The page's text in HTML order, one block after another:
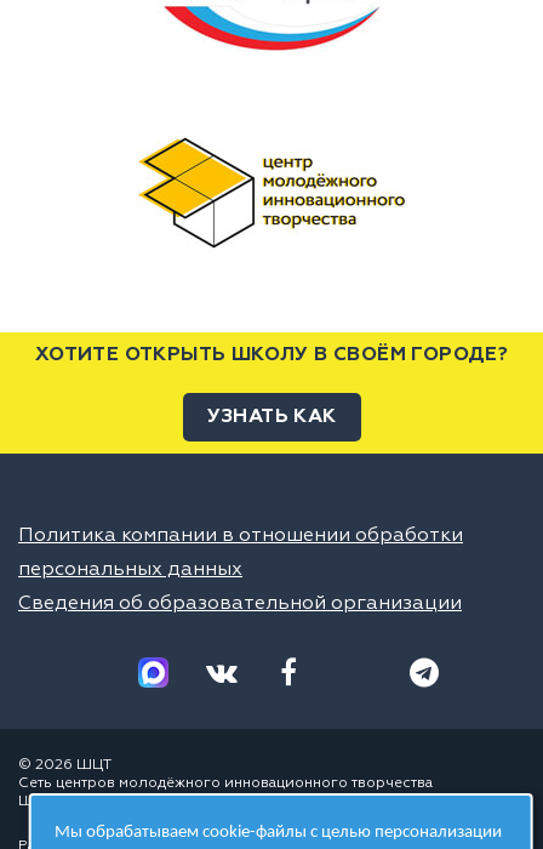
ХОТИТЕ ОТКРЫТЬ ШКОЛУ В СВОЁМ ГОРОДЕ?
УЗНАТЬ КАК
Политика компании в отношении обработки
персональных данных
Сведения об образовательной организации
© 2026 ШЦТ
Сеть центров молодёжного инновационного творчества
Школа цифровых технологий
Мы обрабатываем cookie-файлы с целью персонализации